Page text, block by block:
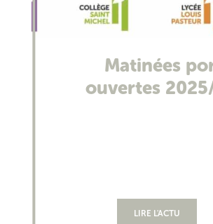
Matinées
ouvertes
LIRE L'ACTU